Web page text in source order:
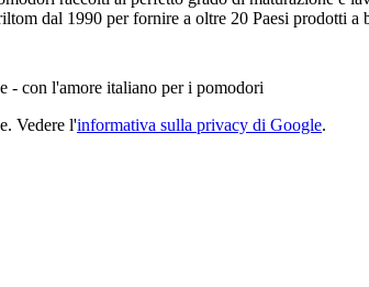
dal 1990 per fornire a oltre 20 Paesi prodotti
Vedere l'informativa sulla privacy di Google.